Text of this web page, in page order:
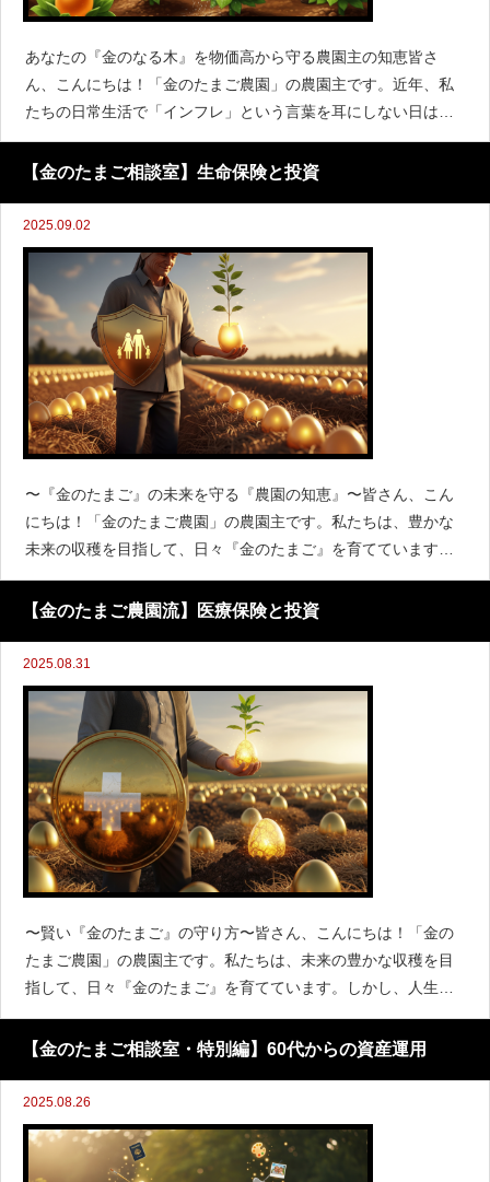
あなたの『金のなる木』を物価高から守る農園主の知恵皆さ
ん、こんにちは！「金のたまご農園」の農園主です。近年、私
たちの日常生活で「インフレ」という言葉を耳にしない日はあ
りません。食料品やエネルギー価格の高騰、サービスの料金値
上げなど、じわじわと、時には急激に、私たちの購買力を蝕む
【金のたまご相談室】生命保険と投資
2025.09.02
〜『金のたまご』の未来を守る『農園の知恵』〜皆さん、こん
にちは！「金のたまご農園」の農園主です。私たちは、豊かな
未来の収穫を目指して、日々『金のたまご』を育てています。
しかし、人生には予期せぬリスクがつきものです。その中で
も、最も重大なリスクの一つが、一家の大黒柱に万が一のこと
【金のたまご農園流】医療保険と投資
2025.08.31
〜賢い『金のたまご』の守り方〜皆さん、こんにちは！「金の
たまご農園」の農園主です。私たちは、未来の豊かな収穫を目
指して、日々『金のたまご』を育てています。しかし、人生に
は予期せぬリスクがつきものです。その一つが、病気やケガに
よる医療費の負担です。「もしも」の事態に備えて、あ
【金のたまご相談室・特別編】60代からの資産運用
2025.08.26